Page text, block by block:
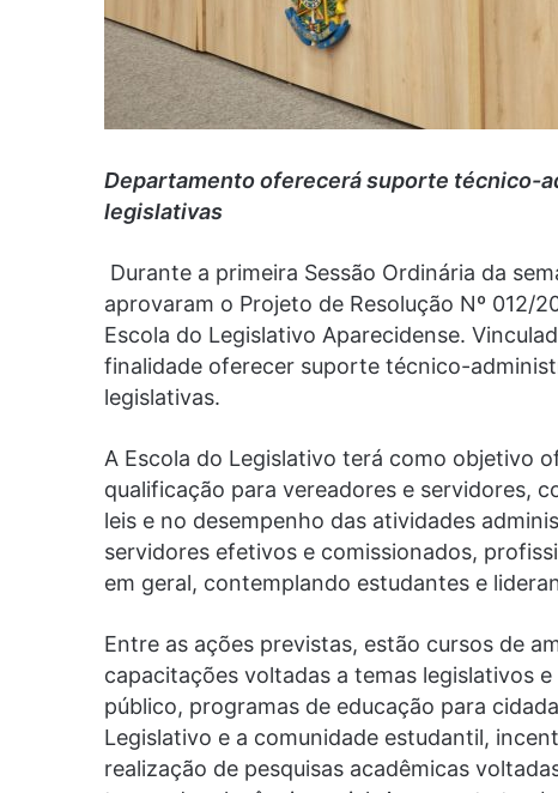
Departamento oferecerá suporte técnico-
legislativas
Durante a primeira Sessão Ordinária da
aprovaram o Projeto de Resolução Nº 012/
Escola do Legislativo Aparecidense.
finalidade oferecer suporte técnico-
legislativas.
A Escola do Legislativo terá como objetivo
qualificação para vereadores e servidores,
leis e no desempenho das atividades
servidores efetivos e comissionados,
em geral, contemplando estudantes e
Entre as ações previstas, estão cursos de
capacitações voltadas a temas legislativos
público, programas de educação para
Legislativo e a comunidade estudantil,
realização de pesquisas acadêmicas